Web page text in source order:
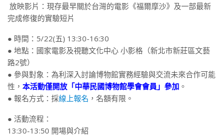
️ 放映影片：現存最早關於台灣的電影《福爾摩沙》及一部最新
完成修復的實驗短片
● 時間：5/22(五) 13:30-16:30
● 地點：國家電影及視聽文化中心 小影格（新北市新莊區文藝
路2號）
● 參與對象：為利深入討論博物館實務經驗與交流未來合作可能
性， 本活動僅開放「中華民國博物館學會會員」參加 。
● 報名方式：採線上報名 ，名額有限。
● 活動流程：
13:30-13:50 開場與介紹